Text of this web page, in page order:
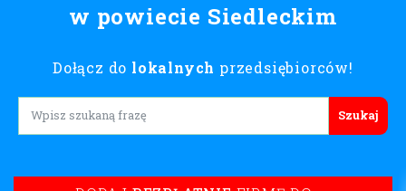
w powiecie Siedleckim
Dołącz do lokalnych przedsiębiorców!
Lorem ipsum